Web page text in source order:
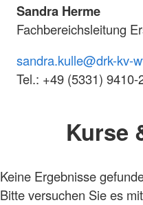
Sandra Herme
Fachbereichsleitung
sandra.kulle@drk-kv-
Tel.: +49 (5331) 9410-
Kurse
Keine Ergebnisse
Bitte versuchen Sie es